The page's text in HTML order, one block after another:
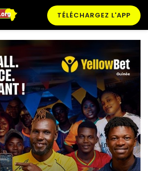
TÉLÉCHARGEZ L'APP